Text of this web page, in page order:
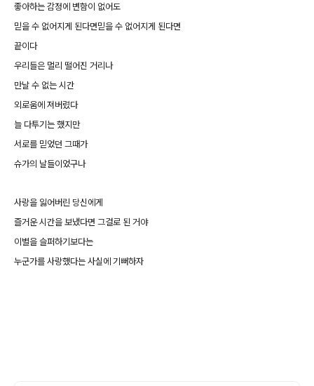
좋아하는 감정에 변함이 없어도
믿을 수 없어지게 된다면믿을 수 없어지게 된다면
끝이다
우리들은 멀리 떨어진 거리나
만날 수 없는 시간
외로움에 져버렸다
늘 다투기는 했지만
서로를 믿었던 그때가
슈가의 날들이었구나
사랑을 잃어버린 당신에게
즐거운 시간을 보냈다면 그걸로 된 거야
이별을 슬퍼하기보다는
누군가를 사랑했다는 사실에 기뻐하자